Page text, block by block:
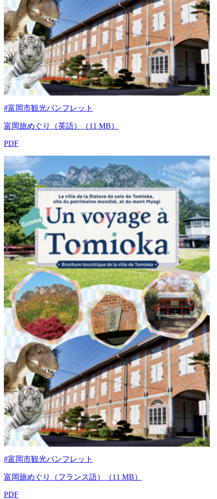
#富岡市観光パンフレット
富岡旅めぐり（英語）（11 MB）
PDF
#富岡市観光パンフレット
富岡旅めぐり（フランス語）（11 MB）
PDF